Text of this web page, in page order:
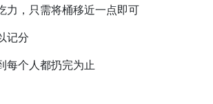
力，只需将桶移近一点即可
记分
每个人都扔完为止